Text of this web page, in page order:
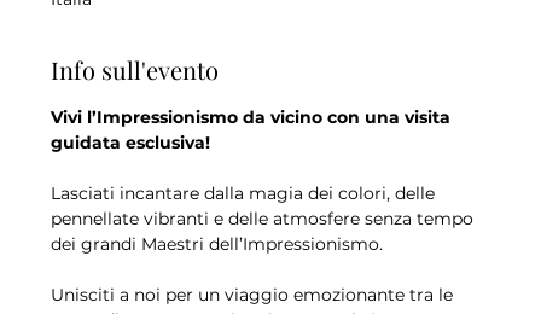
Info sull'evento
Vivi l’Impressionismo da vicino con una visita
guidata esclusiva!
Lasciati incantare dalla magia dei colori, delle
pennellate vibranti e delle atmosfere senza tempo
dei grandi Maestri dell’Impressionismo.
Unisciti a noi per un viaggio emozionante tra le